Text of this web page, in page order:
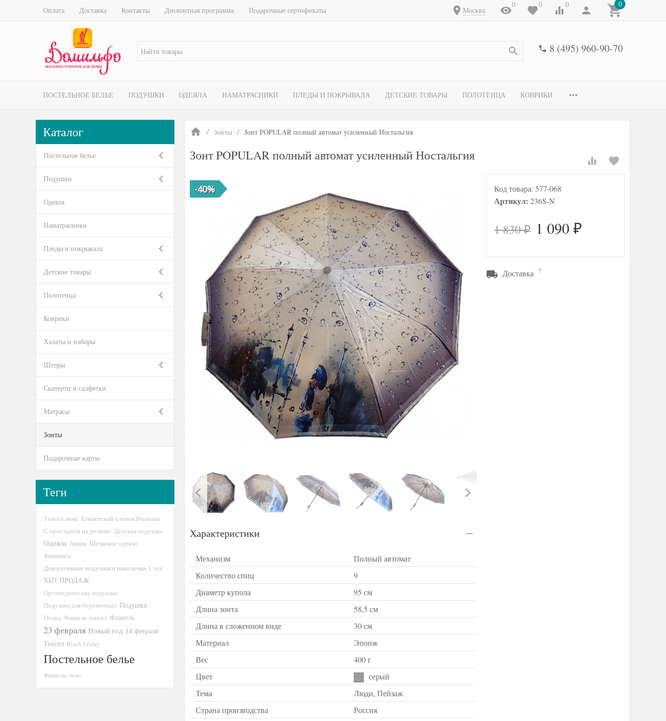
Оплата Доставка Контакты Дисконтная программа Подарочные сертификаты Москва
0 0 0 0
8 (495) 960-90-70
ПОСТЕЛЬНОЕ БЕЛЬЕ ПОДУШКИ ОДЕЯЛА НАМАТРАСНИКИ ПЛЕДЫ И ПОКРЫВАЛА ДЕТСКИЕ ТОВАРЫ ПОЛОТЕНЦА КОВРИКИ
Зонты Зонт POPULAR полный автомат усиленный Ностальгия
Зонт POPULAR полный автомат усиленный Ностальгия
-40% Код товара: 577-068
Артикул: 236S-N
1 830₽ 1 090 ₽
Доставка ?
Характеристики
Механизм
Полный автомат
Количество спиц
9
Диаметр купола
95 см
Длина зонта
58,5 см
Длина в сложенном виде
30 см
Материал
Эпонж
Вес
400 г
Цвет
серый
Тема
Люди, Пейзаж
Страна производства
Россия
Каталог
Постельное белье
Подушки
Одеяла
Наматрасники
Пледы и покрывала
Детские товары
Полотенца
Коврики
Халаты и наборы
Шторы
Скатерти и салфетки
Матрасы
Зонты
Подарочные карты
Теги
Тенсел-люкс Египетский хлопок Premium
С простыней на резинке Детская подушка
Одеяла Акция Шелковое одеяло
Фламинго
Декоративные подушки и наволочки Сток
ХИТ ПРОДАЖ
Ортопедические подушки
Подушки для беременных Подушки
Disney Фланель-тенсел Фланель
23 февраля Новый год 14 февраля
Тенсел Black Friday
Постельное белье
Фланель-люкс